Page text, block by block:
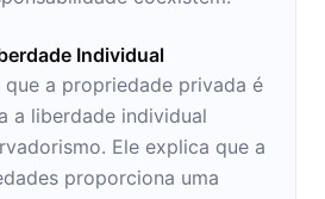
Individual
a propriedade privada é
a liberdade individual
Ele explica que a
proporciona uma